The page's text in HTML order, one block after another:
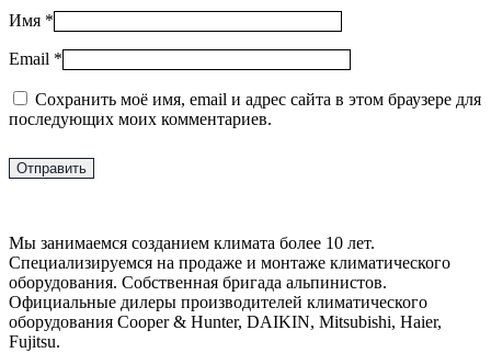
Имя *
Email *
Сохранить моё имя, email и адрес сайта в этом браузере для
последующих моих комментариев.
Мы занимаемся созданием климата более 10 лет.
Специализируемся на продаже и монтаже климатического
оборудования. Собственная бригада альпинистов.
Официальные дилеры производителей климатического
оборудования Cooper & Hunter, DAIKIN, Mitsubishi, Haier,
Fujitsu.